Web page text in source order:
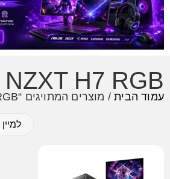
NZXT H7 RGB
עמוד הבית/ מוצרים המתויגים “NZXT H7 RGB”